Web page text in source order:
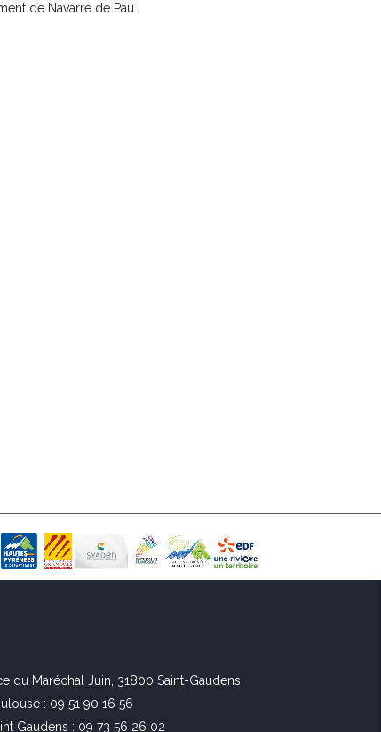
de Navarre de Pau.
du Maréchal Juin, 31800 Saint-Gaudens
: 09 51 90 16 56
Gaudens : 09 73 56 26 02